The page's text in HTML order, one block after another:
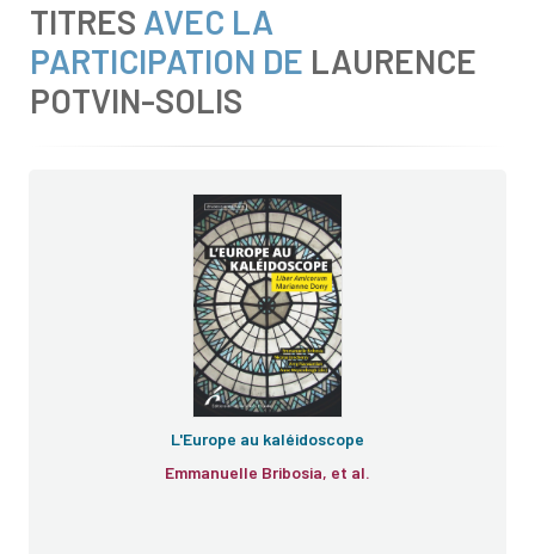
TITRES AVEC LA
PARTICIPATION DE LAURENCE
POTVIN-SOLIS
L'Europe au kaléidoscope
Emmanuelle Bribosia, et al.